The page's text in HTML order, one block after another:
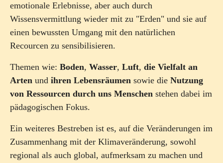
emotionale Erlebnisse, aber auch durch
Wissensvermittlung wieder mit zu "Erden" und sie auf
einen bewussten Umgang mit den natürlichen
Recourcen zu sensibilisieren.
Themen wie: Boden, Wasser, Luft, die Vielfalt an
Arten und ihren Lebensräumen sowie die Nutzung
von Ressourcen durch uns Menschen stehen dabei im
pädagogischen Fokus.
Ein weiteres Bestreben ist es, auf die Veränderungen im
Zusammenhang mit der Klimaveränderung, sowohl
regional als auch global, aufmerksam zu machen und